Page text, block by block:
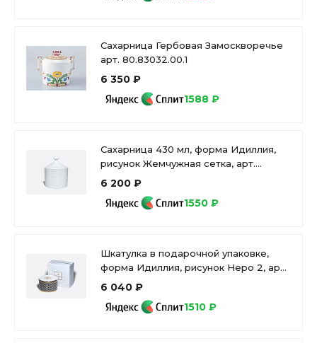
Сахарница Гербовая Замоскворечье
арт. 80.83032.00.1
6 350 ₽
1588 ₽
Сахарница 430 мл, форма Идиллия,
рисунок Жемчужная сетка, арт.
80.02896.00.1
6 200 ₽
1550 ₽
Шкатулка в подарочной упаковке,
форма Идиллия, рисунок Неро 2, арт
81.32912.00.1
6 040 ₽
1510 ₽